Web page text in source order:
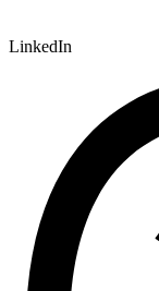
LinkedIn